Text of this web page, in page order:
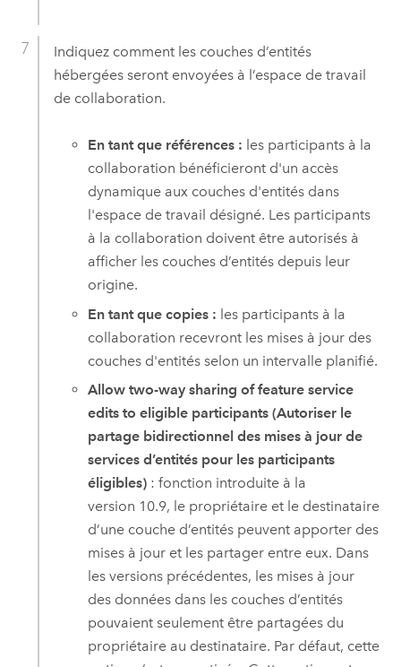
Indiquez comment les couches d’entités
hébergées seront envoyées à l’espace de travail
de collaboration.
En tant que références : les participants à la
collaboration bénéficieront d'un accès
dynamique aux couches d'entités dans
l'espace de travail désigné. Les participants
à la collaboration doivent être autorisés à
afficher les couches d’entités depuis leur
origine.
En tant que copies : les participants à la
collaboration recevront les mises à jour des
couches d'entités selon un intervalle planifié.
Allow two-way sharing of feature service
edits to eligible participants (Autoriser le
partage bidirectionnel des mises à jour de
services d’entités pour les participants
éligibles) : fonction introduite à la
version 10.9, le propriétaire et le destinataire
d’une couche d’entités peuvent apporter des
mises à jour et les partager entre eux. Dans
les versions précédentes, les mises à jour
des données dans les couches d’entités
pouvaient seulement être partagées du
propriétaire au destinataire. Par défaut, cette